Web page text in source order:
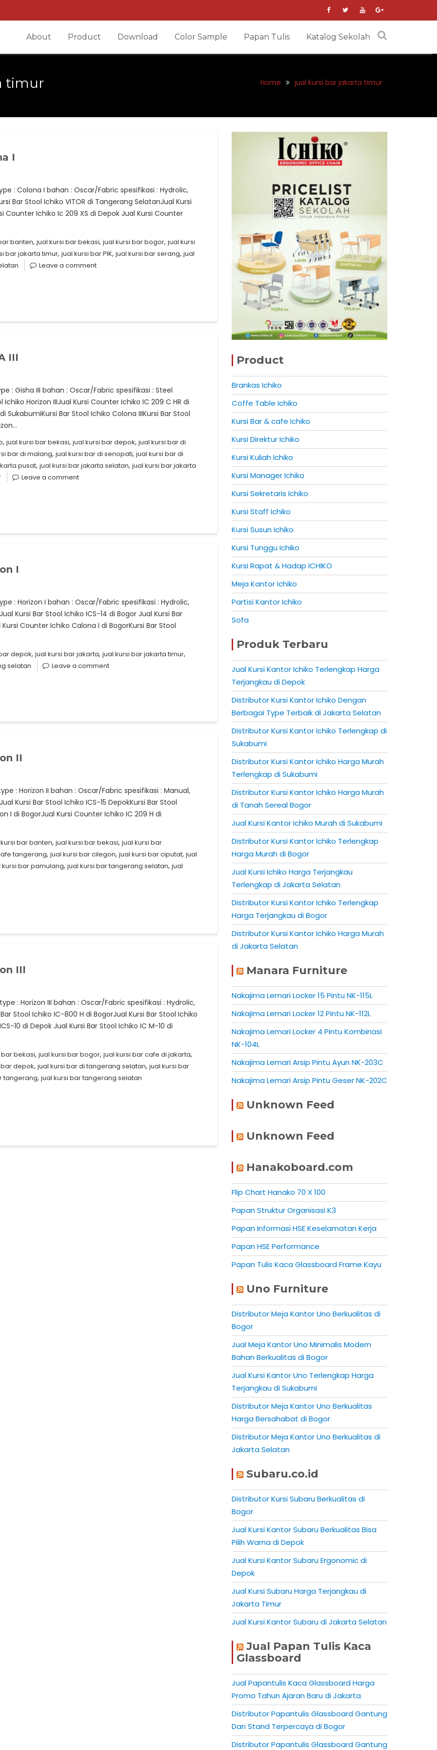
About Product Download Color Sample Papan Tulis Katalog Sekolah
timur Home jual kursi bar jakarta timur
I
: Colona I bahan : Oscar/Fabric spesifikasi : Hydrolic,
Bar Stool Ichiko VITOR di Tangerang SelatanJual Kursi
Counter Ichiko Ic 209 XS di Depok Jual Kursi Counter
banten, jual kursi bar bekasi, jual kursi bar bogor, jual kursi
bar jakarta timur, jual kursi bar PIK, jual kursi bar serang, jual
Leave a comment
III
: Gisha III bahan : Oscar/Fabric spesifikasi : Steel
Horizon IIIJual Kursi Counter Ichiko IC 209 C HR di
SukabumiKursi Bar Stool Ichiko Colona IIIKursi Bar Stool
, jual kursi bar bekasi, jual kursi bar depok, jual kursi bar di
bar di malang, jual kursi bar di senopati, jual kursi bar di
pusat, jual kursi bar jakarta selatan, jual kursi bar jakarta
Leave a comment
I
: Horizon I bahan : Oscar/Fabric spesifikasi : Hydrolic,
Kursi Bar Stool Ichiko ICS-14 di Bogor Jual Kursi Bar
Counter Ichiko Calona I di BogorKursi Bar Stool
depok, jual kursi bar jakarta, jual kursi bar jakarta timur,
selatan Leave a comment
II
: Horizon II bahan : Oscar/Fabric spesifikasi : Manual,
Kursi Bar Stool Ichiko ICS-15 DepokKursi Bar Stool
I di BogorJual Kursi Counter Ichiko IC 209 H di
bar banten, jual kursi bar bekasi, jual kursi bar
tangerang, jual kursi bar cilegon, jual kursi bar ciputat, jual
kursi bar pamulang, jual kursi bar tangerang selatan, jual
III
: Horizon III bahan : Oscar/Fabric spesifikasi : Hydrolic,
Stool Ichiko IC-800 H di BogorJual Kursi Bar Stool Ichiko
10 di Depok Jual Kursi Bar Stool Ichiko IC M-10 di
bekasi, jual kursi bar bogor, jual kursi bar cafe di jakarta,
depok, jual kursi bar di tangerang selatan, jual kursi bar
tangerang, jual kursi bar tangerang selatan
Product
Brankas Ichiko
Coffe Table Ichiko
Kursi Bar & cafe Ichiko
Kursi Direktur Ichiko
Kursi Kuliah Ichiko
Kursi Manager Ichiko
Kursi Sekretaris Ichiko
Kursi Staff Ichiko
Kursi Susun Ichiko
Kursi Tunggu Ichiko
Kursi Rapat & Hadap ICHIKO
Meja Kantor Ichiko
Partisi Kantor Ichiko
Sofa
Produk Terbaru
Jual Kursi Kantor Ichiko Terlengkap Harga
Terjangkau di Depok
Distributor Kursi Kantor Ichiko Dengan
Berbagai Type Terbaik di Jakarta Selatan
Distributor Kursi Kantor Ichiko Terlengkap di
Sukabumi
Distributor Kursi Kantor Ichiko Harga Murah
Terlengkap di Sukabumi
Distributor Kursi Kantor Ichiko Harga Murah
di Tanah Sereal Bogor
Jual Kursi Kantor Ichiko Murah di Sukabumi
Distributor Kursi Kantor Ichiko Terlengkap
Harga Murah di Bogor
Jual Kursi Ichiko Harga Terjangkau
Terlengkap di Jakarta Selatan
Distributor Kursi Kantor Ichiko Terlengkap
Harga Terjangkau di Bogor
Distributor Kursi Kantor Ichiko Harga Murah
di Jakarta Selatan
Manara Furniture
Nakajima Lemari Locker 15 Pintu NK-115L
Nakajima Lemari Locker 12 Pintu NK-112L
Nakajima Lemari Locker 4 Pintu Kombinasi
NK-104L
Nakajima Lemari Arsip Pintu Ayun NK-203C
Nakajima Lemari Arsip Pintu Geser NK-202C
Unknown Feed
Unknown Feed
Hanakoboard.com
Flip Chart Hanako 70 X 100
Papan Struktur Organisasi K3
Papan Informasi HSE Keselamatan Kerja
Papan HSE Performance
Papan Tulis Kaca Glassboard Frame Kayu
Uno Furniture
Distributor Meja Kantor Uno Berkualitas di
Bogor
Jual Meja Kantor Uno Minimalis Modern
Bahan Berkualitas di Bogor
Jual Kursi Kantor Uno Terlengkap Harga
Terjangkau di Sukabumi
Distributor Meja Kantor Uno Berkualitas
Harga Bersahabat di Bogor
Distributor Meja Kantor Uno Berkualitas di
Jakarta Selatan
Subaru.co.id
Distributor Kursi Subaru Berkualitas di
Bogor
Jual Kursi Kantor Subaru Berkualitas Bisa
Pilih Warna di Depok
Jual Kursi Kantor Subaru Ergonomic di
Depok
Jual Kursi Subaru Harga Terjangkau di
Jakarta Timur
Jual Kursi Kantor Subaru di Jakarta Selatan
Jual Papan Tulis Kaca
Glassboard
Jual Papantulis Kaca Glassboard Harga
Promo Tahun Ajaran Baru di Jakarta
Distributor Papantulis Glassboard Gantung
Dan Stand Terpercaya di Bogor
Distributor Papantulis Glassboard Gantung